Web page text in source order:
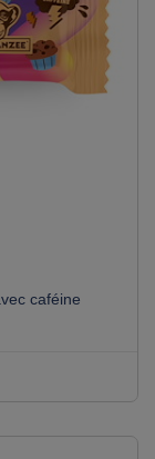
caféine